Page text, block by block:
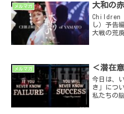
メルマガ 大和の
Children
し）予告
大戦の荒
の文化...
メルマガ ＜潜在
今日は、
き」につ
私たちの